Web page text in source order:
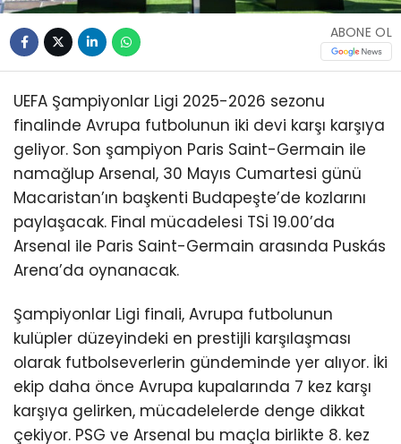
ABONE OL
UEFA Şampiyonlar Ligi 2025-2026 sezonu
finalinde Avrupa futbolunun iki devi karşı karşıya
geliyor. Son şampiyon Paris Saint-Germain ile
namağlup Arsenal, 30 Mayıs Cumartesi günü
Macaristan’ın başkenti Budapeşte’de kozlarını
paylaşacak. Final mücadelesi TSİ 19.00’da
Arsenal ile Paris Saint-Germain arasında Puskás
Arena’da oynanacak.
Şampiyonlar Ligi finali, Avrupa futbolunun
kulüpler düzeyindeki en prestijli karşılaşması
olarak futbolseverlerin gündeminde yer alıyor. İki
ekip daha önce Avrupa kupalarında 7 kez karşı
karşıya gelirken, mücadelelerde denge dikkat
çekiyor. PSG ve Arsenal bu maçla birlikte 8. kez